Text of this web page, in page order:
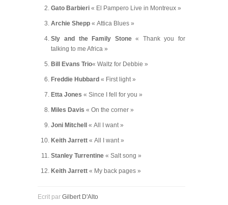
Gato Barbieri « El Pampero Live in Montreux »
Archie Shepp « Attica Blues »
Sly and the Family Stone« Thank you for
talking to me Africa »
Bill Evans Trio« Waltz for Debbie »
Freddie Hubbard « First light »
Etta Jones « Since I fell for you »
Miles Davis « On the corner »
Joni Mitchell « All I want »
Keith Jarrett « All I want »
Stanley Turrentine « Salt song »
Keith Jarrett« My back pages »
Ecrit par Gilbert D'Alto